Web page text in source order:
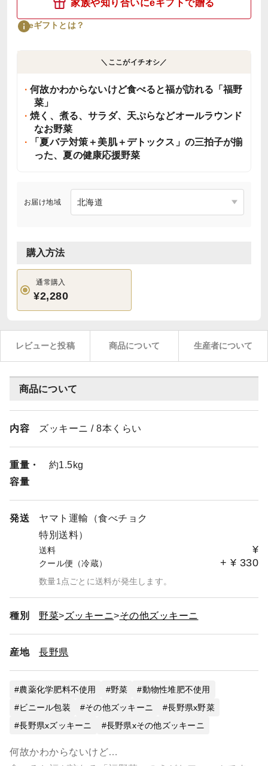
家族や知り合いにeギフトで贈る
eギフトとは？
＼ここがイチオシ／
何故かわからないけど食べると福が訪れる「福野
菜」
焼く、煮る、サラダ、天ぷらなどオールラウンド
なお野菜
「夏バテ対策＋美肌＋デトックス」の三拍子が揃
った、夏の健康応援野菜
お届け地域
購入方法
通常購入
¥2,280
レビューと投稿 商品について 生産者について
商品について
内容 ズッキーニ / 8本くらい
重量・
容量
約1.5kg
発送
ヤマト運輸（食べチョク
特別送料）
送料 ¥
クール便（冷蔵） + ¥ 330
数量1点ごとに送料が発生します。
種別 野菜 ズッキーニ その他ズッキーニ
産地 長野県
農薬化学肥料不使用 野菜
動物性堆肥不使用
ビニール包装
その他ズッキーニ
長野県x野菜
長野県xズッキーニ
長野県xその他ズッキーニ
何故かわからないけど…